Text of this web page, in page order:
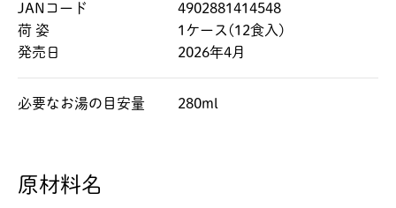
JANコード
4902881414548
荷 姿
1ケース(12食入)
発売日
2026年4月
必要なお湯の目安量 280ml
原材料名